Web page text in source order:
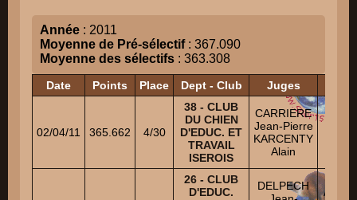
Année : 2011
Moyenne de Pré-sélectif: 367.090
Moyenne des sélectifs : 363.308
Date Points Place Dept - Club Juges
02/04/11 365.662 4/30
38 - CLUB
DU CHIEN
D'EDUC. ET
TRAVAIL
ISEROIS
CARRIERE
Jean-Pierre
KARCENTY
Alain
26 - CLUB
D'EDUC.
DELPECH